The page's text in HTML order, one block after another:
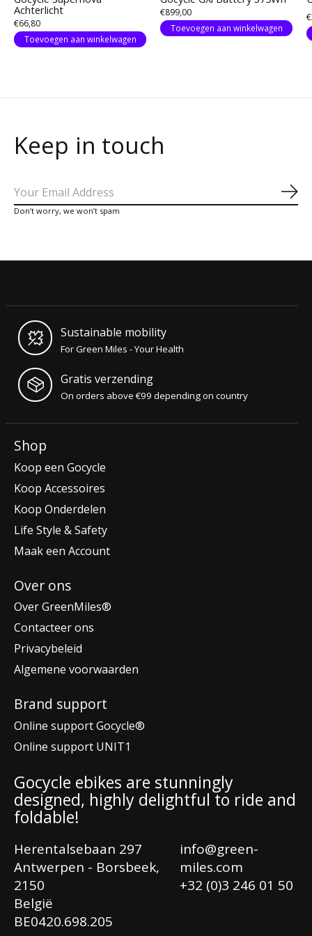
Achterlicht
€66,80
Toevoegen aan winkelwagen
€899,00
Toevoegen aan winkelwagen
Keep in touch
Don’t worry, we won’t spam
Sustainable mobility
For Green Miles - Your Health
Gratis verzending
On orders above €99 depending on country
Shop
Koop een Gocycle
Koop Accessoires
Koop Onderdelen
Life Style & Safety
Maak een Account
Over ons
Over GreenMiles®
Contacteer ons
Privacybeleid
Algemene voorwaarden
Brand support
Online support Gocycle®
Online support UNIT1
Gocycle ebikes are stunningly
designed, highly delightful to ride and
foldable!
Herentalsebaan 297
Antwerpen - Borsbeek,
2150
België
BE0420.698.205
info@green-
miles.com
+32 (0)3 246 01 50